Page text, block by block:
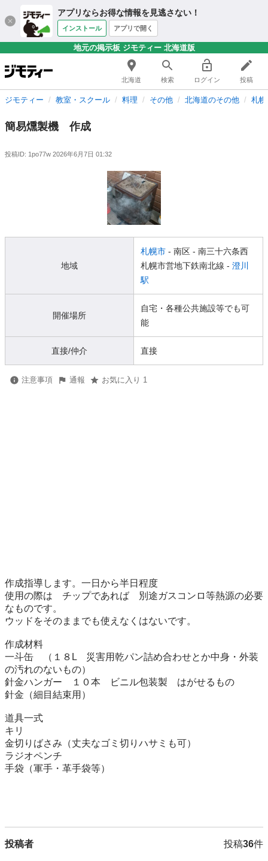
アプリならお得な情報を見逃さない！
インストール アプリで開く
地元の掲示板 ジモティー 北海道版
北海道 検索 ログイン 投稿
ジモティー 教室・スクール 料理 その他 北海道のその他 札
簡易燻製機 作成
投稿ID: 1po77w 2026年6月7日 01:32
地域
札幌市 - 南区 - 南三十六条西
札幌市営地下鉄南北線 - 澄川
駅
開催場所
自宅・各種公共施設等でも可
能
直接/仲介 直接
注意事項 通報 お気に入り 1
作成指導します。一日から半日程度
使用の際は　チップであれば　別途ガスコンロ等熱源の必要
なものです。
ウッドをそのままでも使えなくはないです。
作成材料
一斗缶　（１８L　災害用乾パン詰め合わせとか中身・外装
の汚れのないもの）
針金ハンガー　１０本　ビニル包装製　はがせるもの
針金（細目結束用）
道具一式
キリ
金切りばさみ（丈夫なゴミ切りハサミも可）
ラジオペンチ
手袋（軍手・革手袋等）
投稿者 投稿36件